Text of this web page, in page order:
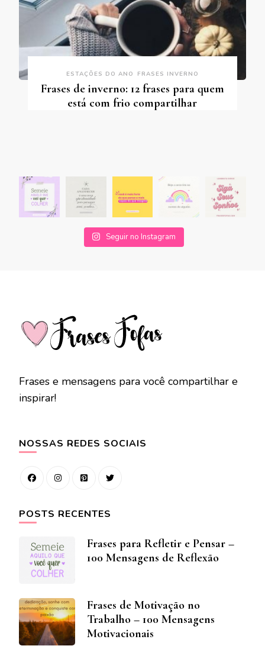
ESTAÇÕES DO ANO FRASES INVERNO
Frases de inverno: 12 frases para quem
está com frio compartilhar
Seguir no Instagram
Frases e mensagens para você compartilhar e
inspirar!
NOSSAS REDES SOCIAIS
POSTS RECENTES
Frases para Refletir e Pensar –
100 Mensagens de Reflexão
Frases de Motivação no
Trabalho – 100 Mensagens
Motivacionais